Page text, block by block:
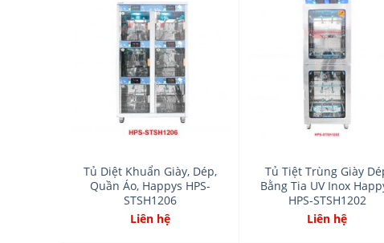
wishlist
Tủ Diệt Khuẩn Giày, Dép,
Quần Áo, Happys HPS-
STSH1206
Liên hệ
Tủ Tiệt Trùng Giày
Bằng Tia UV Inox
HPS-STSH1202
Liên hệ